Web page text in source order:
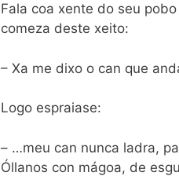
Fala coa xente do seu
comeza deste xeito:
– Xa me dixo o can que
Logo espraiase:
– …meu can nunca ladra,
Óllanos con mágoa, de